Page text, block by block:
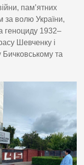
пам’ятних
волю України,
геноциду 1932–
Шевченку і
Бичковському та